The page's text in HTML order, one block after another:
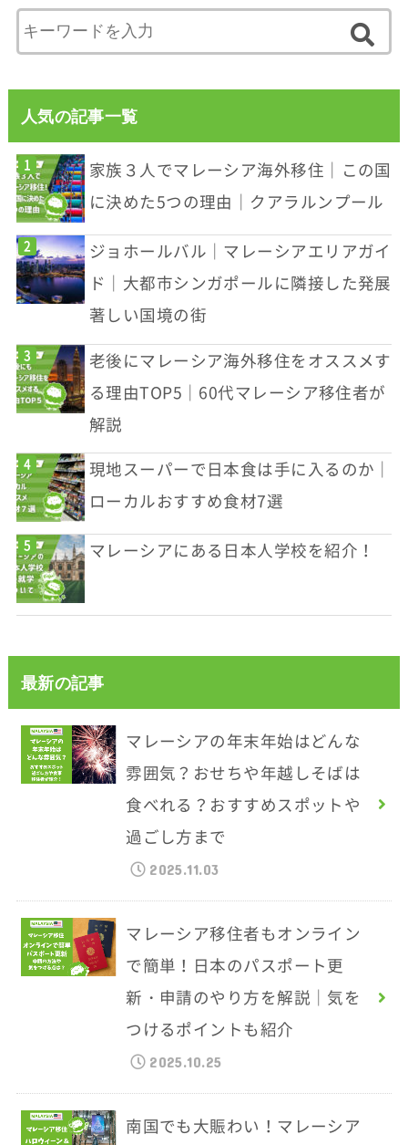
人気の記事一覧
家族３人でマレーシア海外移住｜この国
に決めた5つの理由｜クアラルンプール
ジョホールバル｜マレーシアエリアガイ
ド｜大都市シンガポールに隣接した発展
著しい国境の街
老後にマレーシア海外移住をオススメす
る理由TOP5｜60代マレーシア移住者が
解説
現地スーパーで日本食は手に入るのか｜
ローカルおすすめ食材7選
マレーシアにある日本人学校を紹介！
最新の記事
マレーシアの年末年始はどんな
雰囲気？おせちや年越しそばは
食べれる？おすすめスポットや
過ごし方まで
2025.11.03
マレーシア移住者もオンライン
で簡単！日本のパスポート更
新・申請のやり方を解説｜気を
つけるポイントも紹介
2025.10.25
南国でも大賑わい！マレーシア